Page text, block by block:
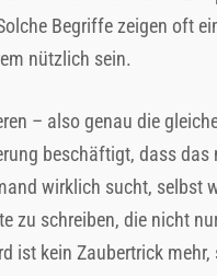
Begriffe zeigen oft
nützlich sein.
– also genau die
beschäftigt, dass das
wirklich sucht, selbst
zu schreiben, die nicht
ist kein Zaubertrick mehr,